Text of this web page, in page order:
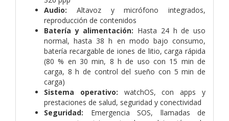
Audio: Altavoz y micrófono integrados,
reproducción de contenidos
Batería y alimentación: Hasta 24 h de uso
normal, hasta 38 h en modo bajo consumo,
batería recargable de iones de litio, carga rápida
(80 % en 30 min, 8 h de uso con 15 min de
carga, 8 h de control del sueño con 5 min de
carga)
Sistema operativo: watchOS, con apps y
prestaciones de salud, seguridad y conectividad
Seguridad: Emergencia SOS, llamadas de